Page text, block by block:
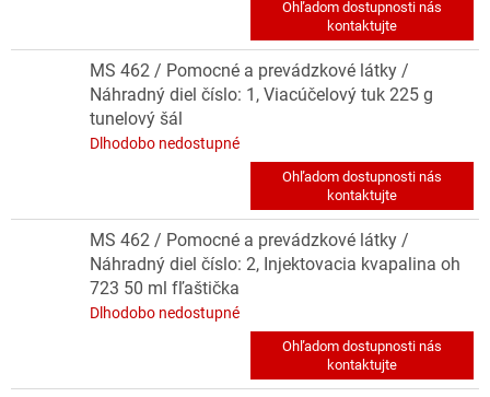
MS 462 / Pomocné a prevádzkové látky /
Náhradný diel číslo: 1, Viacúčelový tuk 225 g
tunelový šál
Dlhodobo nedostupné
MS 462 / Pomocné a prevádzkové látky /
Náhradný diel číslo: 2, Injektovacia kvapalina oh
723 50 ml fľaštička
Dlhodobo nedostupné